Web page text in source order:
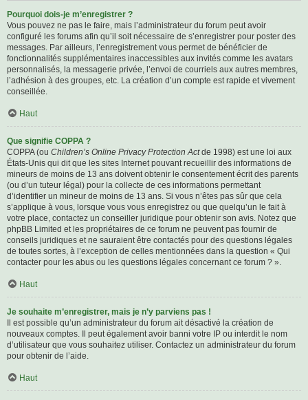
Pourquoi dois-je m’enregistrer ?
Vous pouvez ne pas le faire, mais l’administrateur du forum peut avoir
configuré les forums afin qu’il soit nécessaire de s’enregistrer pour poster des
messages. Par ailleurs, l’enregistrement vous permet de bénéficier de
fonctionnalités supplémentaires inaccessibles aux invités comme les avatars
personnalisés, la messagerie privée, l’envoi de courriels aux autres membres,
l’adhésion à des groupes, etc. La création d’un compte est rapide et vivement
conseillée.
Haut
Que signifie COPPA ?
COPPA (ou Children’s Online Privacy Protection Actde 1998) est une loi aux
États-Unis qui dit que les sites Internet pouvant recueillir des informations de
mineurs de moins de 13 ans doivent obtenir le consentement écrit des parents
(ou d’un tuteur légal) pour la collecte de ces informations permettant
d’identifier un mineur de moins de 13 ans. Si vous n’êtes pas sûr que cela
s’applique à vous, lorsque vous vous enregistrez ou que quelqu’un le fait à
votre place, contactez un conseiller juridique pour obtenir son avis. Notez que
phpBB Limited et les propriétaires de ce forum ne peuvent pas fournir de
conseils juridiques et ne sauraient être contactés pour des questions légales
de toutes sortes, à l’exception de celles mentionnées dans la question « Qui
contacter pour les abus ou les questions légales concernant ce forum ? ».
Haut
Je souhaite m’enregistrer, mais je n’y parviens pas !
Il est possible qu’un administrateur du forum ait désactivé la création de
nouveaux comptes. Il peut également avoir banni votre IP ou interdit le nom
d’utilisateur que vous souhaitez utiliser. Contactez un administrateur du forum
pour obtenir de l’aide.
Haut